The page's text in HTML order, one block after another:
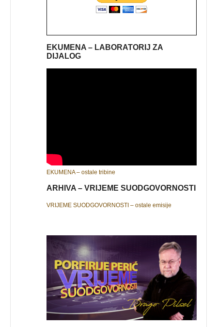
EKUMENA – LABORATORIJ ZA
DIJALOG
EKUMENA – ostale tribine
ARHIVA – VRIJEME SUODGOVORNOSTI
VRIJEME SUODGOVORNOSTI – ostale emisije